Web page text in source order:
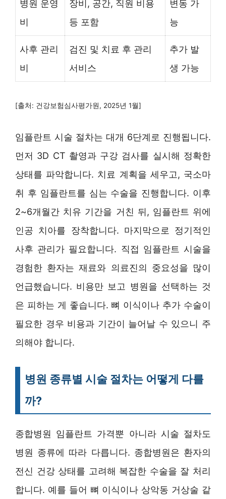
병원 운영
비
장비, 공간, 직원 비용
등 포함
변동 가
능
사후 관리
비
검진 및 치료 후 관리
서비스
추가 발
생 가능
[출처: 건강보험심사평가원, 2025년 1월]
임플란트 시술 절차는 대개 6단계로 진행됩니다.
먼저 3D CT 촬영과 구강 검사를 실시해 정확한
상태를 파악합니다. 치료 계획을 세우고, 국소마
취 후 임플란트를 심는 수술을 진행합니다. 이후
2~6개월간 치유 기간을 거친 뒤, 임플란트 위에
인공 치아를 장착합니다. 마지막으로 정기적인
사후 관리가 필요합니다. 직접 임플란트 시술을
경험한 환자는 재료와 의료진의 중요성을 많이
언급했습니다. 비용만 보고 병원을 선택하는 것
은 피하는 게 좋습니다. 뼈 이식이나 추가 수술이
필요한 경우 비용과 기간이 늘어날 수 있으니 주
의해야 합니다.
병원 종류별 시술 절차는 어떻게 다를
까?
종합병원 임플란트 가격뿐 아니라 시술 절차도
병원 종류에 따라 다릅니다. 종합병원은 환자의
전신 건강 상태를 고려해 복잡한 수술을 잘 처리
합니다. 예를 들어 뼈 이식이나 상악동 거상술 같